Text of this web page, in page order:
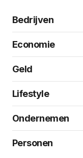
Bedrijven
Economie
Geld
Lifestyle
Ondernemen
Personen